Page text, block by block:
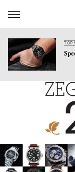
TOP